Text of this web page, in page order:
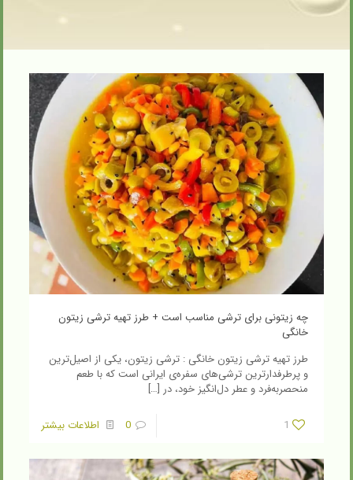
چه زیتونی برای ترشی مناسب است + طرز تهیه ترشی زیتون
خانگی
طرز تهیه ترشی زیتون خانگی : ترشی زیتون، یکی از اصیل‌ترین
و پرطرفدارترین ترشی‌های سفره‌ی ایرانی است که با طعم
منحصربه‌فرد و عطر دل‌انگیز خود، در […]
1
0 اطلاعات بیشتر